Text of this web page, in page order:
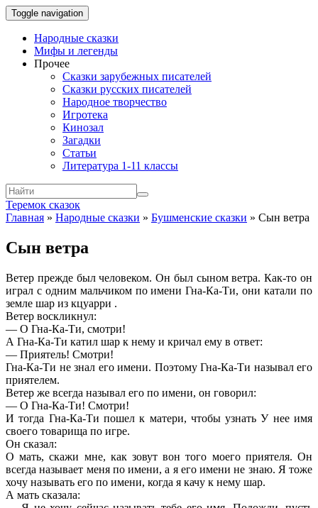
Toggle navigation
Народные сказки
Мифы и легенды
Прочее
Сказки зарубежных писателей
Сказки русских писателей
Народное творчество
Игротека
Кинозал
Загадки
Статьи
Литература 1-11 классы
Теремок сказок
Главная » Народные сказки » Бушменские сказки » Сын ветра
Сын ветра
Ветер прежде был человеком. Он был сыном ветра. Как-то он
играл с одним мальчиком по имени Гна-Ка-Ти, они катали по
земле шар из кцуарри .
Ветер воскликнул:
— О Гна-Ка-Ти, смотри!
А Гна-Ка-Ти катил шар к нему и кричал ему в ответ:
— Приятель! Смотри!
Гна-Ка-Ти не знал его имени. Поэтому Гна-Ка-Ти называл его
приятелем.
Ветер же всегда называл его по имени, он говорил:
— О Гна-Ка-Ти! Смотри!
И тогда Гна-Ка-Ти пошел к матери, чтобы узнать У нее имя
своего товарища по игре.
Он сказал:
О мать, скажи мне, как зовут вон того моего приятеля. Он
всегда называет меня по имени, а я его имени не знаю. Я тоже
хочу называть его по имени, когда я качу к нему шар.
А мать сказала: